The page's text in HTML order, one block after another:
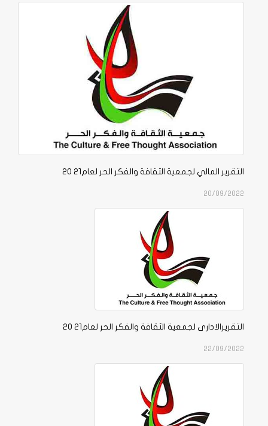
التقرير المالي لجمعية الثقافة والفكر الحر لعام21 20
20/09/2022
التقريرالادارى لجمعية الثقافة والفكر الحر لعام21 20
22/09/2022